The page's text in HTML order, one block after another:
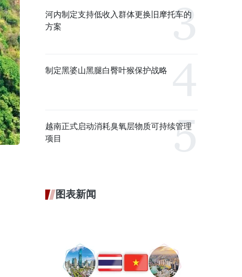
河内制定支持低收入群体更换旧摩托车的
方案
制定黑婆山黑腿白臀叶猴保护战略
越南正式启动消耗臭氧层物质可持续管理
项目
图表新闻